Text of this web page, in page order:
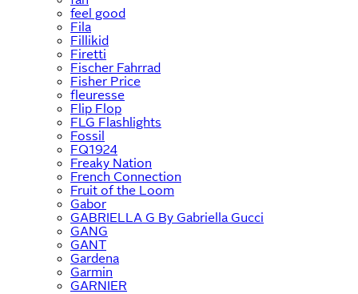
feel good
Fila
Fillikid
Firetti
Fischer Fahrrad
Fisher Price
fleuresse
Flip Flop
FLG Flashlights
Fossil
FQ1924
Freaky Nation
French Connection
Fruit of the Loom
Gabor
GABRIELLA G By Gabriella Gucci
GANG
GANT
Gardena
Garmin
GARNIER